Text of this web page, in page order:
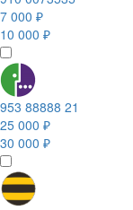
7 000 ₽
10 000 ₽
953 88888 21
25 000 ₽
30 000 ₽